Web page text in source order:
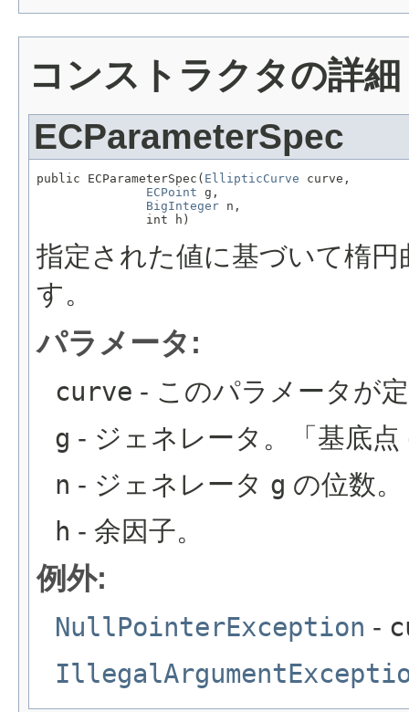
コンストラクタの詳細
ECParameterSpec
public ECParameterSpec( EllipticCurve curve,
ECPoint g,
BigInteger n,
               int h)
指定された値に基づいて楕
す。
パラメータ:
curve - このパラメータが
g - ジェネレータ。「基底
n - ジェネレータ g の位数。
h - 余因子。
例外:
NullPointerException -